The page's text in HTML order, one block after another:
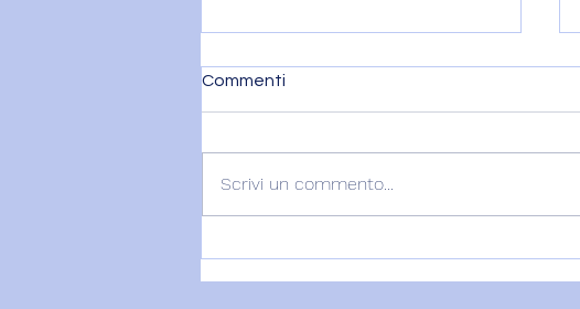
Commenti
Scrivi un commento...